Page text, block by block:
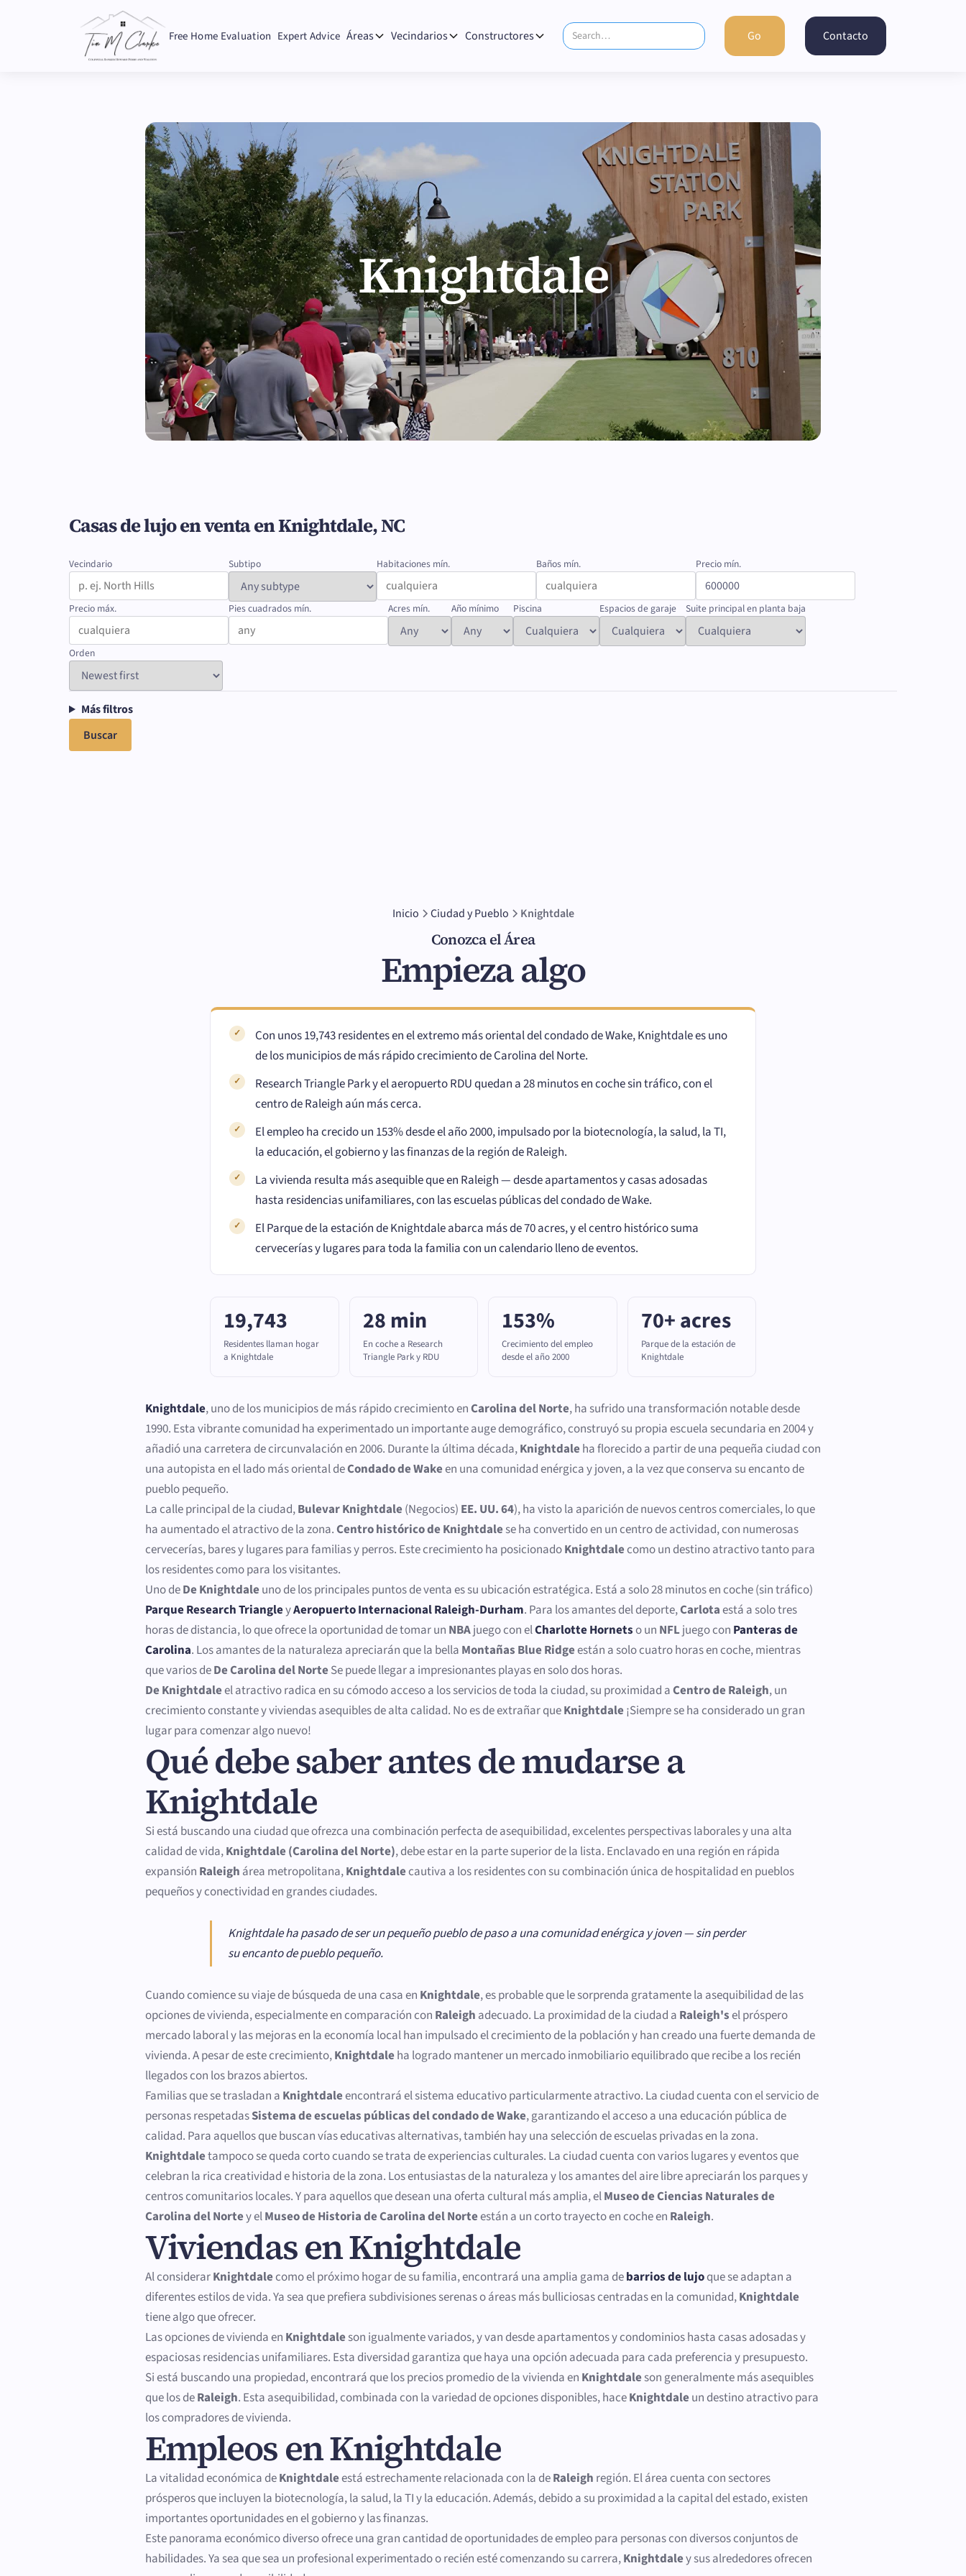
Free Home Evaluation Expert Advice Áreas Vecindarios Constructores Contacto
Knightdale
Casas de lujo en venta en Knightdale, NC
Vecindario Subtipo Habitaciones mín. Baños mín. Precio mín.
Precio máx. Pies cuadrados mín. Acres mín. Año mínimo Piscina Espacios de garaje Suite principal en planta baja
Orden
Más filtros
Buscar
Inicio Ciudad y Pueblo Knightdale
Conozca el Área
Empieza algo
Con unos 19,743 residentes en el extremo más oriental del condado de Wake, Knightdale es uno
de los municipios de más rápido crecimiento de Carolina del Norte.
Research Triangle Park y el aeropuerto RDU quedan a 28 minutos en coche sin tráfico, con el
centro de Raleigh aún más cerca.
El empleo ha crecido un 153% desde el año 2000, impulsado por la biotecnología, la salud, la TI,
la educación, el gobierno y las finanzas de la región de Raleigh.
La vivienda resulta más asequible que en Raleigh — desde apartamentos y casas adosadas
hasta residencias unifamiliares, con las escuelas públicas del condado de Wake.
El Parque de la estación de Knightdale abarca más de 70 acres, y el centro histórico suma
cervecerías y lugares para toda la familia con un calendario lleno de eventos.
19,743
Residentes llaman hogar
a Knightdale
28 min
En coche a Research
Triangle Park y RDU
153%
Crecimiento del empleo
desde el año 2000
70+ acres
Parque de la estación de
Knightdale
Knightdale, uno de los municipios de más rápido crecimiento enCarolina del Norte, ha sufrido una transformación notable desde
1990. Esta vibrante comunidad ha experimentado un importante auge demográfico, construyó su propia escuela secundaria en 2004 y
añadió una carretera de circunvalación en 2006. Durante la última década,Knightdaleha florecido a partir de una pequeña ciudad con
una autopista en el lado más oriental deCondado de Wakeen una comunidad enérgica y joven, a la vez que conserva su encanto de
pueblo pequeño.
La calle principal de la ciudad,Bulevar Knightdale(Negocios) EE. UU. 64), ha visto la aparición de nuevos centros comerciales, lo que
ha aumentado el atractivo de la zona.Centro histórico de Knightdalese ha convertido en un centro de actividad, con numerosas
cervecerías, bares y lugares para familias y perros. Este crecimiento ha posicionadoKnightdalecomo un destino atractivo tanto para
los residentes como para los visitantes.
Uno deDe Knightdaleuno de los principales puntos de venta es su ubicación estratégica. Está a solo 28 minutos en coche (sin tráfico)
Parque Research TriangleyAeropuerto Internacional Raleigh-Durham. Para los amantes del deporte,Carlotaestá a solo tres
horas de distancia, lo que ofrece la oportunidad de tomar un NBAjuego con elCharlotte Hornetso un NFLjuego con Panteras de
Carolina. Los amantes de la naturaleza apreciarán que la bella Montañas Blue Ridgeestán a solo cuatro horas en coche, mientras
que varios deDe Carolina del NorteSe puede llegar a impresionantes playas en solo dos horas.
De Knightdaleel atractivo radica en su cómodo acceso a los servicios de toda la ciudad, su proximidad aCentro de Raleigh, un
crecimiento constante y viviendas asequibles de alta calidad. No es de extrañar queKnightdale¡Siempre se ha considerado un gran
lugar para comenzar algo nuevo!
Qué debe saber antes de mudarse a
Knightdale
Si está buscando una ciudad que ofrezca una combinación perfecta de asequibilidad, excelentes perspectivas laborales y una alta
calidad de vida,Knightdale (Carolina del Norte), debe estar en la parte superior de la lista. Enclavado en una región en rápida
expansión Raleigh área metropolitana,Knightdalecautiva a los residentes con su combinación única de hospitalidad en pueblos
pequeños y conectividad en grandes ciudades.
Knightdale ha pasado de ser un pequeño pueblo de paso a una comunidad enérgica y joven — sin perder
su encanto de pueblo pequeño.
Cuando comience su viaje de búsqueda de una casa en Knightdale, es probable que le sorprenda gratamente la asequibilidad de las
opciones de vivienda, especialmente en comparación con Raleigh adecuado. La proximidad de la ciudad a Raleigh'sel próspero
mercado laboral y las mejoras en la economía local han impulsado el crecimiento de la población y han creado una fuerte demanda de
vivienda. A pesar de este crecimiento,Knightdaleha logrado mantener un mercado inmobiliario equilibrado que recibe a los recién
llegados con los brazos abiertos.
Familias que se trasladan a Knightdaleencontrará el sistema educativo particularmente atractivo. La ciudad cuenta con el servicio de
personas respetadasSistema de escuelas públicas del condado de Wake, garantizando el acceso a una educación pública de
calidad. Para aquellos que buscan vías educativas alternativas, también hay una selección de escuelas privadas en la zona.
Knightdaletampoco se queda corto cuando se trata de experiencias culturales. La ciudad cuenta con varios lugares y eventos que
celebran la rica creatividad e historia de la zona. Los entusiastas de la naturaleza y los amantes del aire libre apreciarán los parques y
centros comunitarios locales. Y para aquellos que desean una oferta cultural más amplia, elMuseo de Ciencias Naturales de
Carolina del Nortey elMuseo de Historia de Carolina del Norteestán a un corto trayecto en coche en Raleigh.
Viviendas en Knightdale
Al considerarKnightdalecomo el próximo hogar de su familia, encontrará una amplia gama debarrios de lujoque se adaptan a
diferentes estilos de vida. Ya sea que prefiera subdivisiones serenas o áreas más bulliciosas centradas en la comunidad,Knightdale
tiene algo que ofrecer.
Las opciones de vivienda en Knightdaleson igualmente variados, y van desde apartamentos y condominios hasta casas adosadas y
espaciosas residencias unifamiliares. Esta diversidad garantiza que haya una opción adecuada para cada preferencia y presupuesto.
Si está buscando una propiedad, encontrará que los precios promedio de la vivienda en Knightdaleson generalmente más asequibles
que los deRaleigh. Esta asequibilidad, combinada con la variedad de opciones disponibles, haceKnightdaleun destino atractivo para
los compradores de vivienda.
Empleos en Knightdale
La vitalidad económica deKnightdaleestá estrechamente relacionada con la deRaleigh región. El área cuenta con sectores
prósperos que incluyen la biotecnología, la salud, la TI y la educación. Además, debido a su proximidad a la capital del estado, existen
importantes oportunidades en el gobierno y las finanzas.
Este panorama económico diverso ofrece una gran cantidad de oportunidades de empleo para personas con diversos conjuntos de
habilidades. Ya sea que sea un profesional experimentado o recién esté comenzando su carrera,Knightdaley sus alrededores ofrecen